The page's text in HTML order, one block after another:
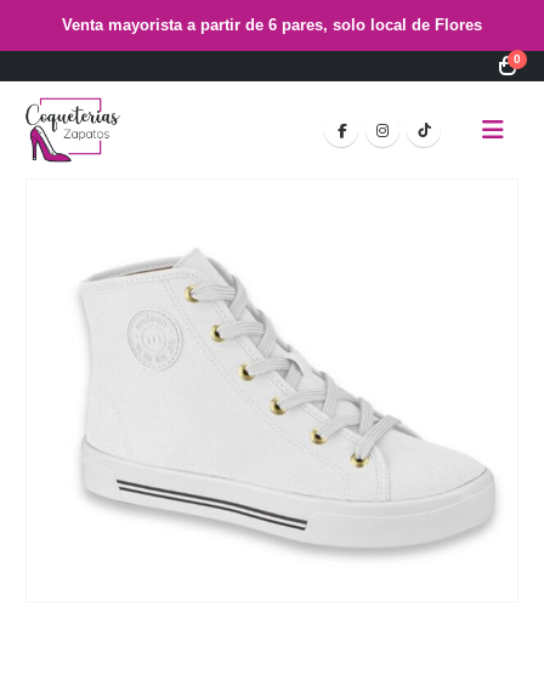
Venta mayorista a partir de 6 pares, solo local de Flores
0